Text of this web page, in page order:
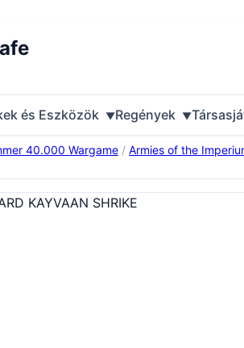
és Eszközök Regények
40.000 Wargame / Armies of the